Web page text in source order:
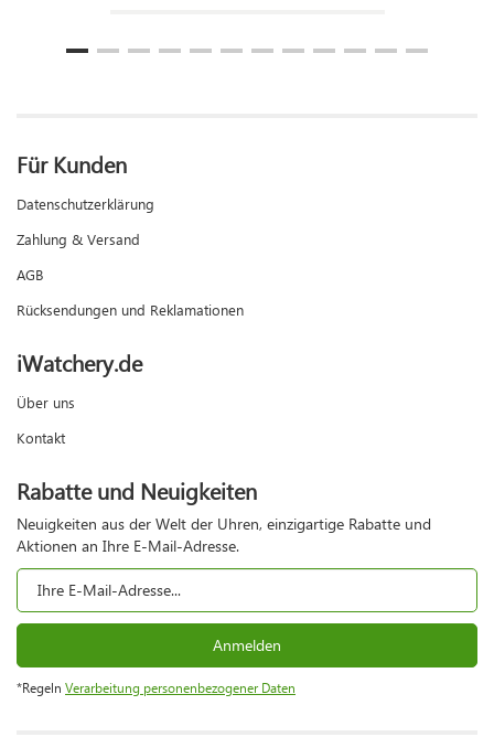
Für Kunden
Datenschutzerklärung
Zahlung & Versand
AGB
Rücksendungen und Reklamationen
iWatchery.de
Über uns
Kontakt
Rabatte und Neuigkeiten
Neuigkeiten aus der Welt der Uhren, einzigartige Rabatte und
Aktionen an Ihre E-Mail-Adresse.
Anmelden
*Regeln Verarbeitung personenbezogener Daten